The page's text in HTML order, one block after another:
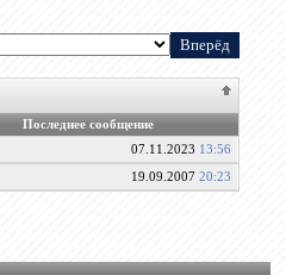
Последнее сообщение
07.11.2023 13:56
19.09.200720:23